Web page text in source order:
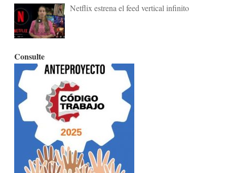
Netflix estrena el feed vertical infinito
Consulte